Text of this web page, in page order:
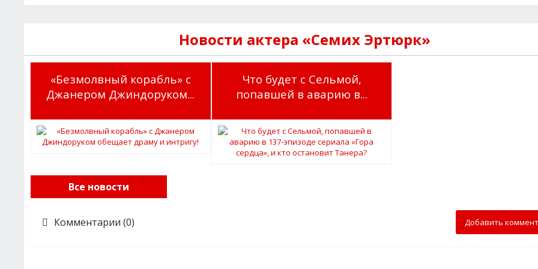
Новости актера «Семих Эртюрк»
«Безмолвный корабль» с
Джанером Джиндоруком...
Что будет с Сельмой,
попавшей в аварию в...
Все новости
Комментарии (0) Добавить